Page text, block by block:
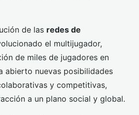
de las redes de
el multijugador,
de miles de jugadores en
abierto nuevas posibilidades
y competitivas,
a un plano social y global.